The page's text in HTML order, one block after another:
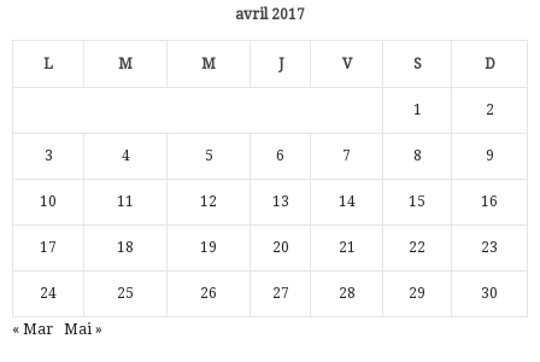
avril 2017
L M M J V S D
1 2
3 4 5 6 7 8 9
10 11 12 13 14 15 16
17 18 19 20 21 22 23
24 25 26 27 28 29 30
« Mar Mai »